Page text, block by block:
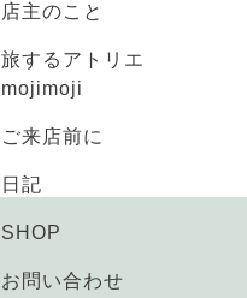
店主のこと
旅するアトリエ
mojimoji
ご来店前に
日記
SHOP
お問い合わせ